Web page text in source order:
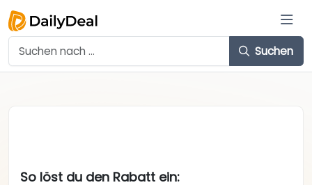
Suchen
So löst du den Rabatt ein: